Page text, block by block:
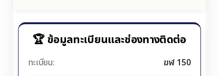
🏆 ข้อมูลทะเบียนและช่องทางติดต่อ
ทะเบียน:
ฆฬ 150